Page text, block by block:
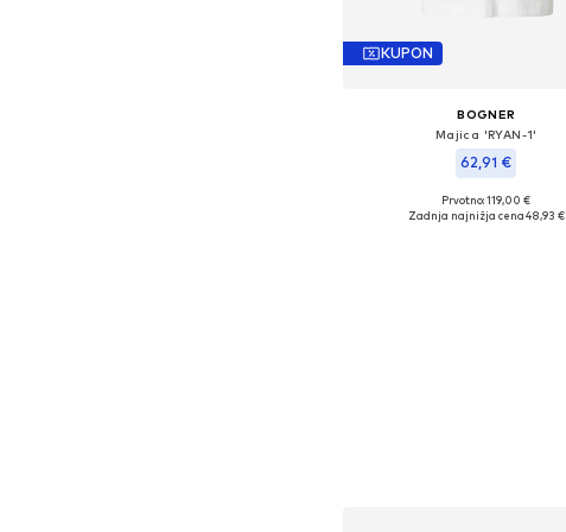
KUPON
BOGNER
Majica 'RYAN-1'
62,91 €
Razpoložljive velikosti: S
Prvotno: 119,00 €
Zadnja najnižja cena48,93 €